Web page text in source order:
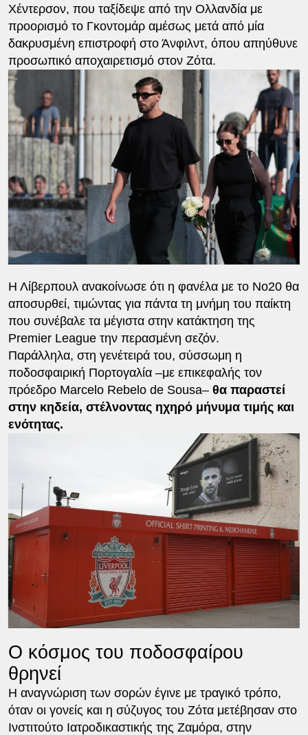
Χέντερσον, που ταξίδεψε από την Ολλανδία με
προορισμό το Γκοντομάρ αμέσως μετά από μία
δακρυσμένη επιστροφή στο Άνφιλντ, όπου απηύθυνε
προσωπικό αποχαιρετισμό στον Ζότα.
Η Λίβερπουλ ανακοίνωσε ότι η φανέλα με το Νο20 θα
αποσυρθεί, τιμώντας για πάντα τη μνήμη του παίκτη
που συνέβαλε τα μέγιστα στην κατάκτηση της
Premier League την περασμένη σεζόν.
Παράλληλα, στη γενέτειρά του, σύσσωμη η
ποδοσφαιρική Πορτογαλία –με επικεφαλής τον
πρόεδρο Marcelo Rebelo de Sousa– θα παραστεί
στην κηδεία, στέλνοντας ηχηρό μήνυμα τιμής και
ενότητας.
Ο κόσμος του ποδοσφαίρου
θρηνεί
Η αναγνώριση των σορών έγινε με τραγικό τρόπο,
όταν οι γονείς και η σύζυγος του Ζότα μετέβησαν στο
Ινστιτούτο Ιατροδικαστικής της Ζαμόρα, στην